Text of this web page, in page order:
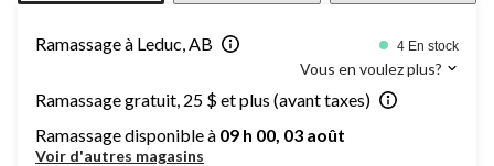
Ramassage à Leduc, AB 4 En stock
Vous en voulez plus?
Ramassage gratuit, 25 $ et plus (avant taxes)
Ramassage disponible à 09 h 00, 03 août
Voir d'autres magasins